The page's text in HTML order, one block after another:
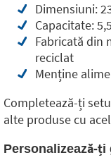
Dimensiuni:
Capacitate:
Fabricată din
reciclat
Menține
Completează-ți
alte produse cu
Personalizează-ți